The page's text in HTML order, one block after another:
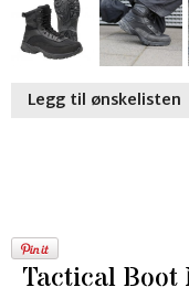
Legg til ønskelisten
Tactical Boot